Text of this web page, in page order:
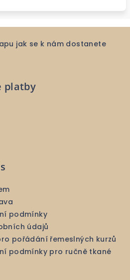
jak se k nám dostanete
platby
podmínky
údajů
pořádání řemeslných kurzů
podmínky pro ručně tkané